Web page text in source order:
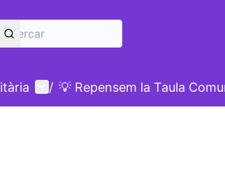
Menú d'usuari
/ 💡 Repensem la Taula